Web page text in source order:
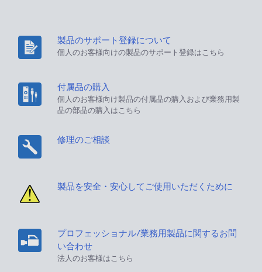
製品のサポート登録について
個人のお客様向けの製品のサポート登録はこちら
付属品の購入
個人のお客様向け製品の付属品の購入および業務用製
品の部品の購入はこちら
修理のご相談
製品を安全・安心してご使用いただくために
プロフェッショナル/業務用製品に関するお問
い合わせ
法人のお客様はこちら